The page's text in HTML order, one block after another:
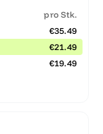
pro Stk.
€35.49
€21.49
€19.49